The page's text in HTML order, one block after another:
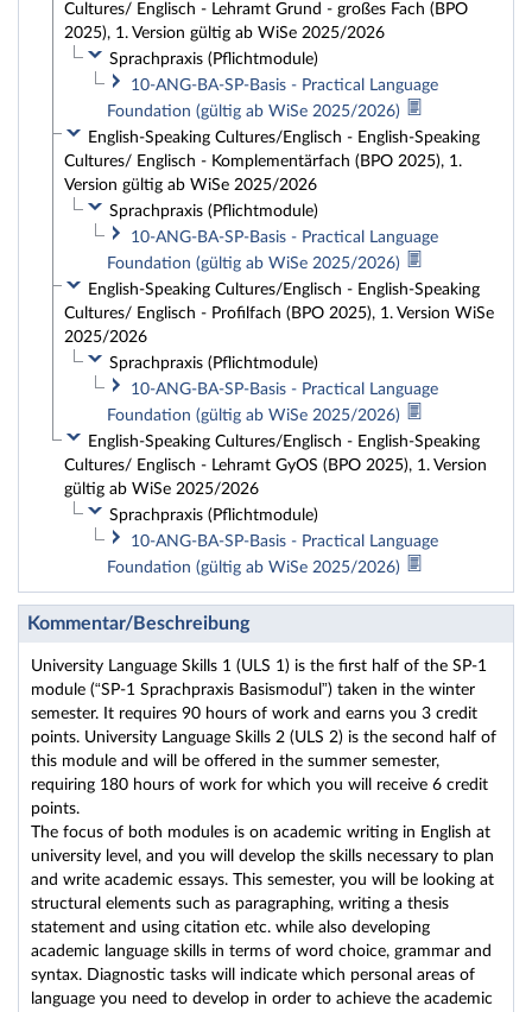
Cultures/ Englisch - Lehramt Grund - großes Fach (BPO
2025), 1. Version gültig ab WiSe 2025/2026
Sprachpraxis (Pflichtmodule)
10-ANG-BA-SP-Basis - Practical Language
Foundation (gültig ab WiSe 2025/2026)
English-Speaking Cultures/Englisch - English-Speaking
Cultures/ Englisch - Komplementärfach (BPO 2025), 1.
Version gültig ab WiSe 2025/2026
Sprachpraxis (Pflichtmodule)
10-ANG-BA-SP-Basis - Practical Language
Foundation (gültig ab WiSe 2025/2026)
English-Speaking Cultures/Englisch - English-Speaking
Cultures/ Englisch - Profilfach (BPO 2025), 1. Version WiSe
2025/2026
Sprachpraxis (Pflichtmodule)
10-ANG-BA-SP-Basis - Practical Language
Foundation (gültig ab WiSe 2025/2026)
English-Speaking Cultures/Englisch - English-Speaking
Cultures/ Englisch - Lehramt GyOS (BPO 2025), 1. Version
gültig ab WiSe 2025/2026
Sprachpraxis (Pflichtmodule)
10-ANG-BA-SP-Basis - Practical Language
Foundation (gültig ab WiSe 2025/2026)
Kommentar/Beschreibung
University Language Skills 1 (ULS 1) is the first half of the SP-1
module (“SP-1 Sprachpraxis Basismodul”) taken in the winter
semester. It requires 90 hours of work and earns you 3 credit
points. University Language Skills 2 (ULS 2) is the second half of
this module and will be offered in the summer semester,
requiring 180 hours of work for which you will receive 6 credit
points.
The focus of both modules is on academic writing in English at
university level, and you will develop the skills necessary to plan
and write academic essays. This semester, you will be looking at
structural elements such as paragraphing, writing a thesis
statement and using citation etc. while also developing
academic language skills in terms of word choice, grammar and
syntax. Diagnostic tasks will indicate which personal areas of
language you need to develop in order to achieve the academic